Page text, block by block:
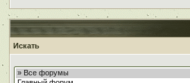
Искать